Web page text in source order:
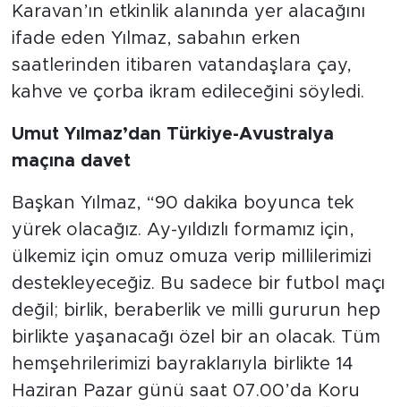
Karavan’ın etkinlik alanında yer alacağını
ifade eden Yılmaz, sabahın erken
saatlerinden itibaren vatandaşlara çay,
kahve ve çorba ikram edileceğini söyledi.
Umut Yılmaz’dan Türkiye-Avustralya
maçına davet
Başkan Yılmaz, “90 dakika boyunca tek
yürek olacağız. Ay-yıldızlı formamız için,
ülkemiz için omuz omuza verip millilerimizi
destekleyeceğiz. Bu sadece bir futbol maçı
değil; birlik, beraberlik ve milli gururun hep
birlikte yaşanacağı özel bir an olacak. Tüm
hemşehrilerimizi bayraklarıyla birlikte 14
Haziran Pazar günü saat 07.00’da Koru